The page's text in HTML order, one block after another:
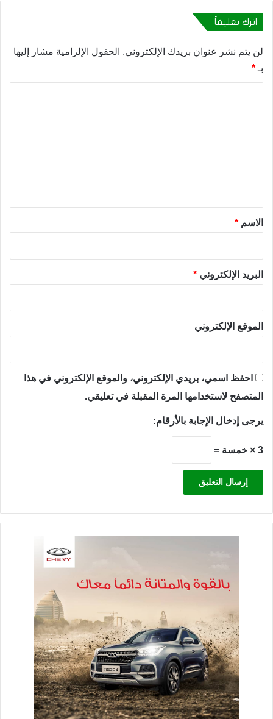
اترك تعليقاً
لن يتم نشر عنوان بريدك الإلكتروني. الحقول الإلزامية مشار إليها
بـ *
*الاسم *
البريد الإلكتروني *
الموقع الإلكتروني
احفظ اسمي، بريدي الإلكتروني، والموقع الإلكتروني في هذا
المتصفح لاستخدامها المرة المقبلة في تعليقي.
يرجى إدخال الإجابة بالأرقام:
3 × خمسة =